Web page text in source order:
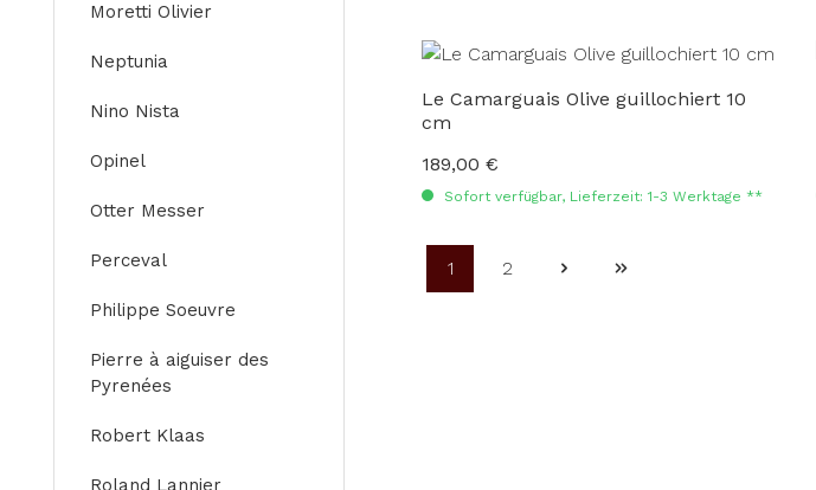
Moretti Olivier
Neptunia
Nino Nista
Opinel
Otter Messer
Perceval
Philippe Soeuvre
Pierre à aiguiser des
Pyrenées
Robert Klaas
Roland Lannier
Le Camarguais Olive guillochiert 10
cm
Regulärer Preis:
189,00 €
Sofort verfügbar, Lieferzeit: 1-3 Werktage **
Seite
1
Seite
2